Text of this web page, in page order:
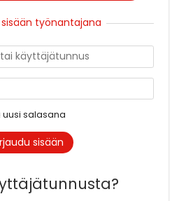
työnantajana
uusi salasana